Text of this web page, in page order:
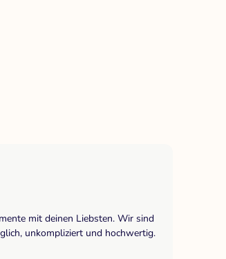
mit deinen Liebsten. Wir sind
unkompliziert und hochwertig.